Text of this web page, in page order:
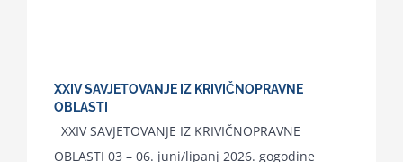
XXIV SAVJETOVANJE IZ KRIVIČNOPRAVNE
OBLASTI
XXIV SAVJETOVANJE IZ KRIVIČNOPRAVNE
OBLASTI 03 – 06. juni/lipanj 2026. gogodine